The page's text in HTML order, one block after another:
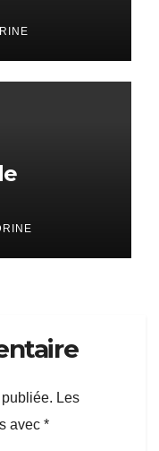
Les
avec *